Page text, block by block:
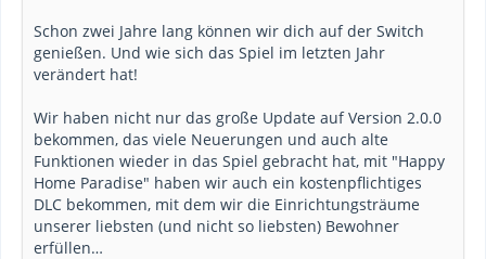
Schon zwei Jahre lang können wir dich auf der Switch
genießen. Und wie sich das Spiel im letzten Jahr
verändert hat!
Wir haben nicht nur das große Update auf Version 2.0.0
bekommen, das viele Neuerungen und auch alte
Funktionen wieder in das Spiel gebracht hat, mit "Happy
Home Paradise" haben wir auch ein kostenpflichtiges
DLC bekommen, mit dem wir die Einrichtungsträume
unserer liebsten (und nicht so liebsten) Bewohner
erfüllen…